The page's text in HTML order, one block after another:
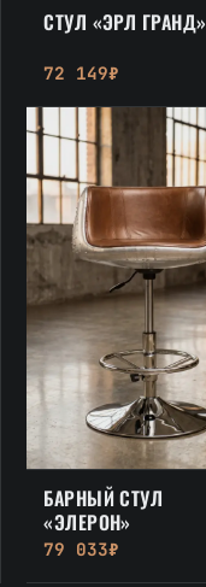
СТУЛ «ЭРЛ ГРАНД»
72 149₽
БАРНЫЙ СТУЛ
«ЭЛЕРОН»
79 033₽